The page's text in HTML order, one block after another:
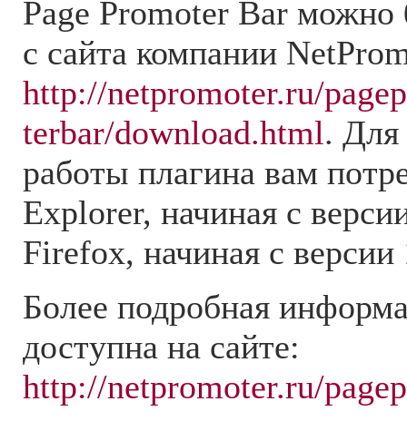
Page Promoter Bar можно
с сайта компании
http://netpromoter.ru/
terbar/download.html. Для
работы плагина вам
Explorer, начиная с
Firefox, начиная с версии
Более подробная
доступна на сайте:
http://netpromoter.ru/